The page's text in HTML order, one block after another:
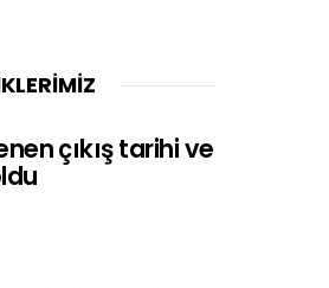
çıkış tarihi ve